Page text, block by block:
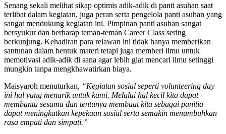
Senang sekali melihat sikap optimis adik-adik di panti asuhan saat
terlibat dalam kegiatan, juga peran serta pengelola panti asuhan yang
sangat mendukung kegiatan ini. Pimpinan panti asuhan sangat
bersyukur dan berharap teman-teman Career Class sering
berkunjung. Kehadiran para relawan ini tidak hanya memberikan
santunan dalam bentuk materi tetapi juga memberi ilmu untuk
memotivasi adik-adik di sana agar lebih giat mencari ilmu setinggi
mungkin tanpa mengkhawatirkan biaya.
Maisyaroh menuturkan, “Kegiatan sosial seperti volunteering day
ini hal yang menarik untuk kami. Melalui hal kecil kita dapat
membantu sesama dan tentunya membuat kita sebagai panitia
dapat meningkatkan kepekaan sosial serta semakin menumbuhkan
rasa empati dan simpati.”